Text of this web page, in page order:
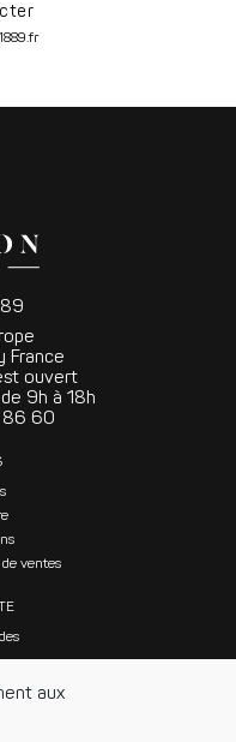
aux
France
ouvert
9h à 18h
86 60
ventes